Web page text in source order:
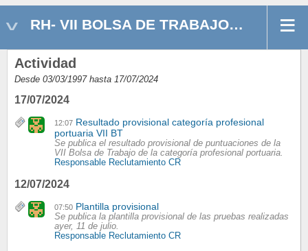
RH- VII BOLSA DE TRABAJO PORTUARIO(A)
Actividad
Desde 03/03/1997 hasta 17/07/2024
17/07/2024
12:07 Resultado provisional categoría profesional
portuaria VII BT
Se publica el resultado provisional de puntuaciones de la
VII Bolsa de Trabajo de la categoría profesional portuaria.
Responsable Reclutamiento CR
12/07/2024
07:50 Plantilla provisional
Se publica la plantilla provisional de las pruebas realizadas
ayer, 11 de julio.
Responsable Reclutamiento CR